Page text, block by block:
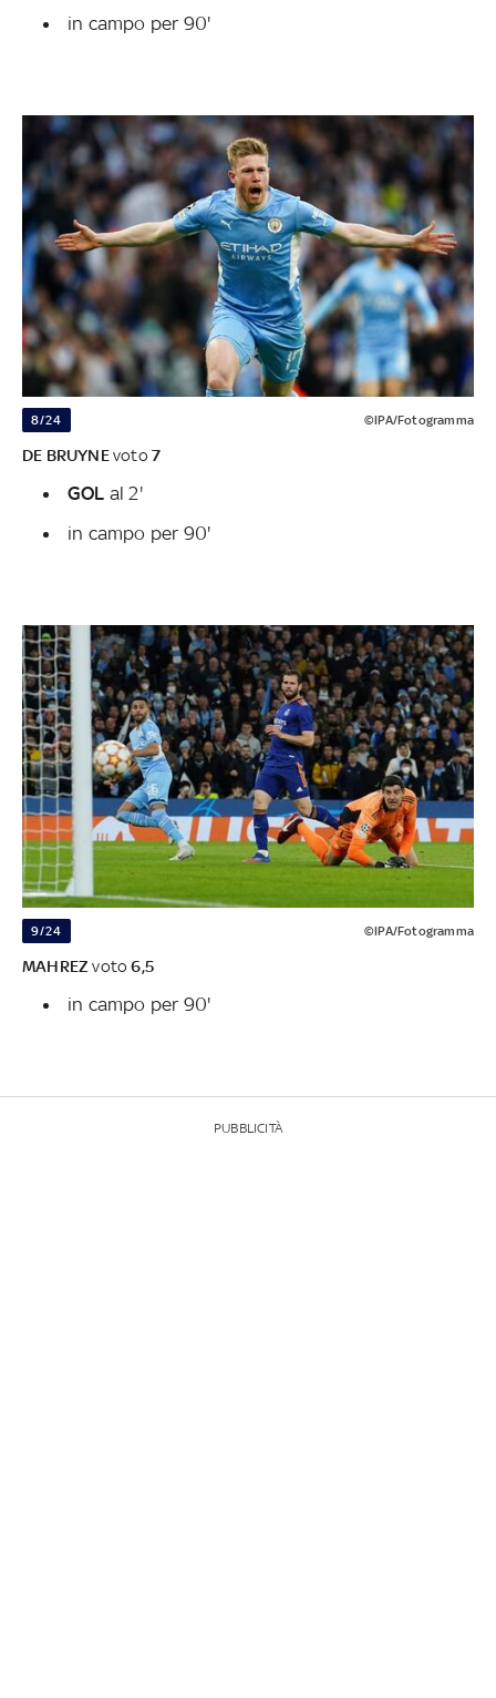
in campo per 90'
8/24 ©IPA/Fotogramma
DE BRUYNEvoto7
GOL al 2'
in campo per 90'
9/24 ©IPA/Fotogramma
MAHREZ voto6,5
in campo per 90'
PUBBLICITÀ